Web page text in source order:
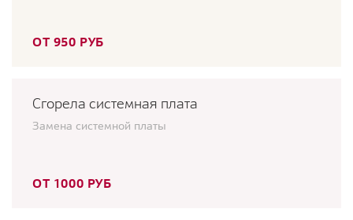
ОТ 950 РУБ
Сгорела системная плата
Замена системной платы
ОТ 1000 РУБ